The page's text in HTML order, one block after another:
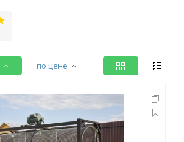
по цене